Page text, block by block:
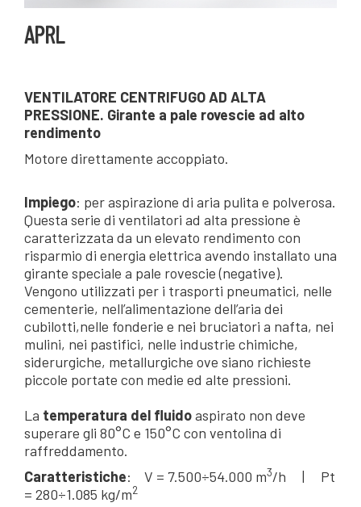
APRL
VENTILATORE CENTRIFUGO AD ALTA
PRESSIONE. Girante a pale rovescie ad alto
rendimento
Motore direttamente accoppiato.
Impiego: per aspirazione di aria pulita e polverosa.
Questa serie di ventilatori ad alta pressione è
caratterizzata da un elevato rendimento con
risparmio di energia elettrica avendo installato una
girante speciale a pale rovescie (negative).
Vengono utilizzati per i trasporti pneumatici, nelle
cementerie, nell’alimentazione dell’aria dei
cubilotti,nelle fonderie e nei bruciatori a nafta, nei
mulini, nei pastifici, nelle industrie chimiche,
siderurgiche, metallurgiche ove siano richieste
piccole portate con medie ed alte pressioni.
La temperatura del fluidoaspirato non deve
superare gli 80°C e 150°C con ventolina di
raffreddamento.
Caratteristiche: V = 7.500÷54.000 m3/h | Pt
= 280÷1.085 kg/m2